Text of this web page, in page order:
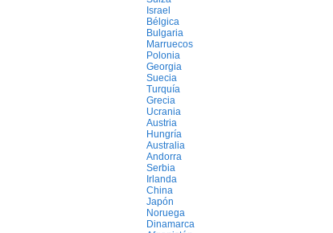
Israel
Bélgica
Bulgaria
Marruecos
Polonia
Georgia
Suecia
Turquía
Grecia
Ucrania
Austria
Hungría
Australia
Andorra
Serbia
Irlanda
China
Japón
Noruega
Dinamarca